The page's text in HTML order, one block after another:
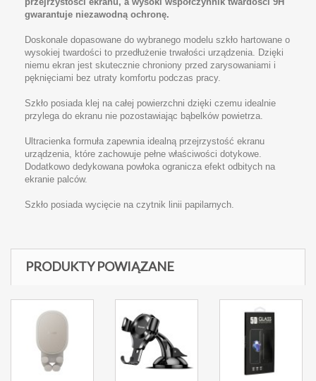
gwarantuje niezawodną ochronę.
Doskonale dopasowane do wybranego modelu szkło hartowane o
wysokiej twardości to przedłużenie trwałości urządzenia. Dzięki
niemu ekran jest skutecznie chroniony przed zarysowaniami i
pęknięciami bez utraty komfortu podczas pracy.
Szkło posiada klej na całej powierzchni dzięki czemu idealnie
przylega do ekranu nie pozostawiając bąbelków powietrza.
Ultracienka formuła zapewnia idealną przejrzystość ekranu
urządzenia, które zachowuje pełne właściwości dotykowe.
Dodatkowo dedykowana powłoka ogranicza efekt odbitych na
ekranie palców.
Szkło posiada wycięcie na czytnik linii papilarnych.
PRODUKTY POWIĄZANE